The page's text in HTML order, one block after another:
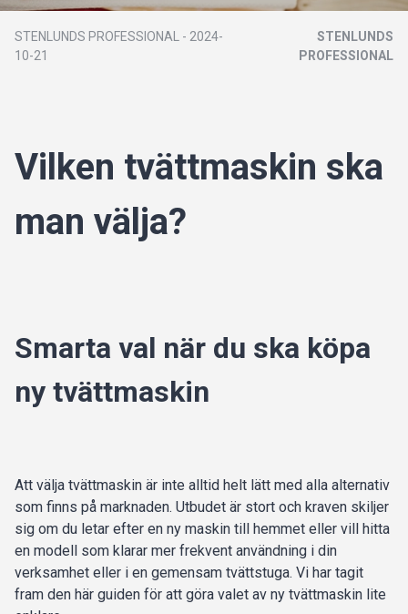
STENLUNDS PROFESSIONAL - 2024-
10-21
STENLUNDS
PROFESSIONAL
Vilken tvättmaskin ska
man välja?
Smarta val när du ska köpa
ny tvättmaskin
Att välja tvättmaskin är inte alltid helt lätt med alla alternativ
som finns på marknaden. Utbudet är stort och kraven skiljer
sig om du letar efter en ny maskin till hemmet eller vill hitta
en modell som klarar mer frekvent användning i din
verksamhet eller i en gemensam tvättstuga. Vi har tagit
fram den här guiden för att göra valet av ny tvättmaskin lite